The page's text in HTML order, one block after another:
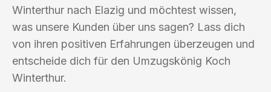
Winterthur nach Elazig und möchtest wissen,
was unsere Kunden über uns sagen? Lass dich
von ihren positiven Erfahrungen überzeugen und
entscheide dich für den Umzugskönig Koch
Winterthur.